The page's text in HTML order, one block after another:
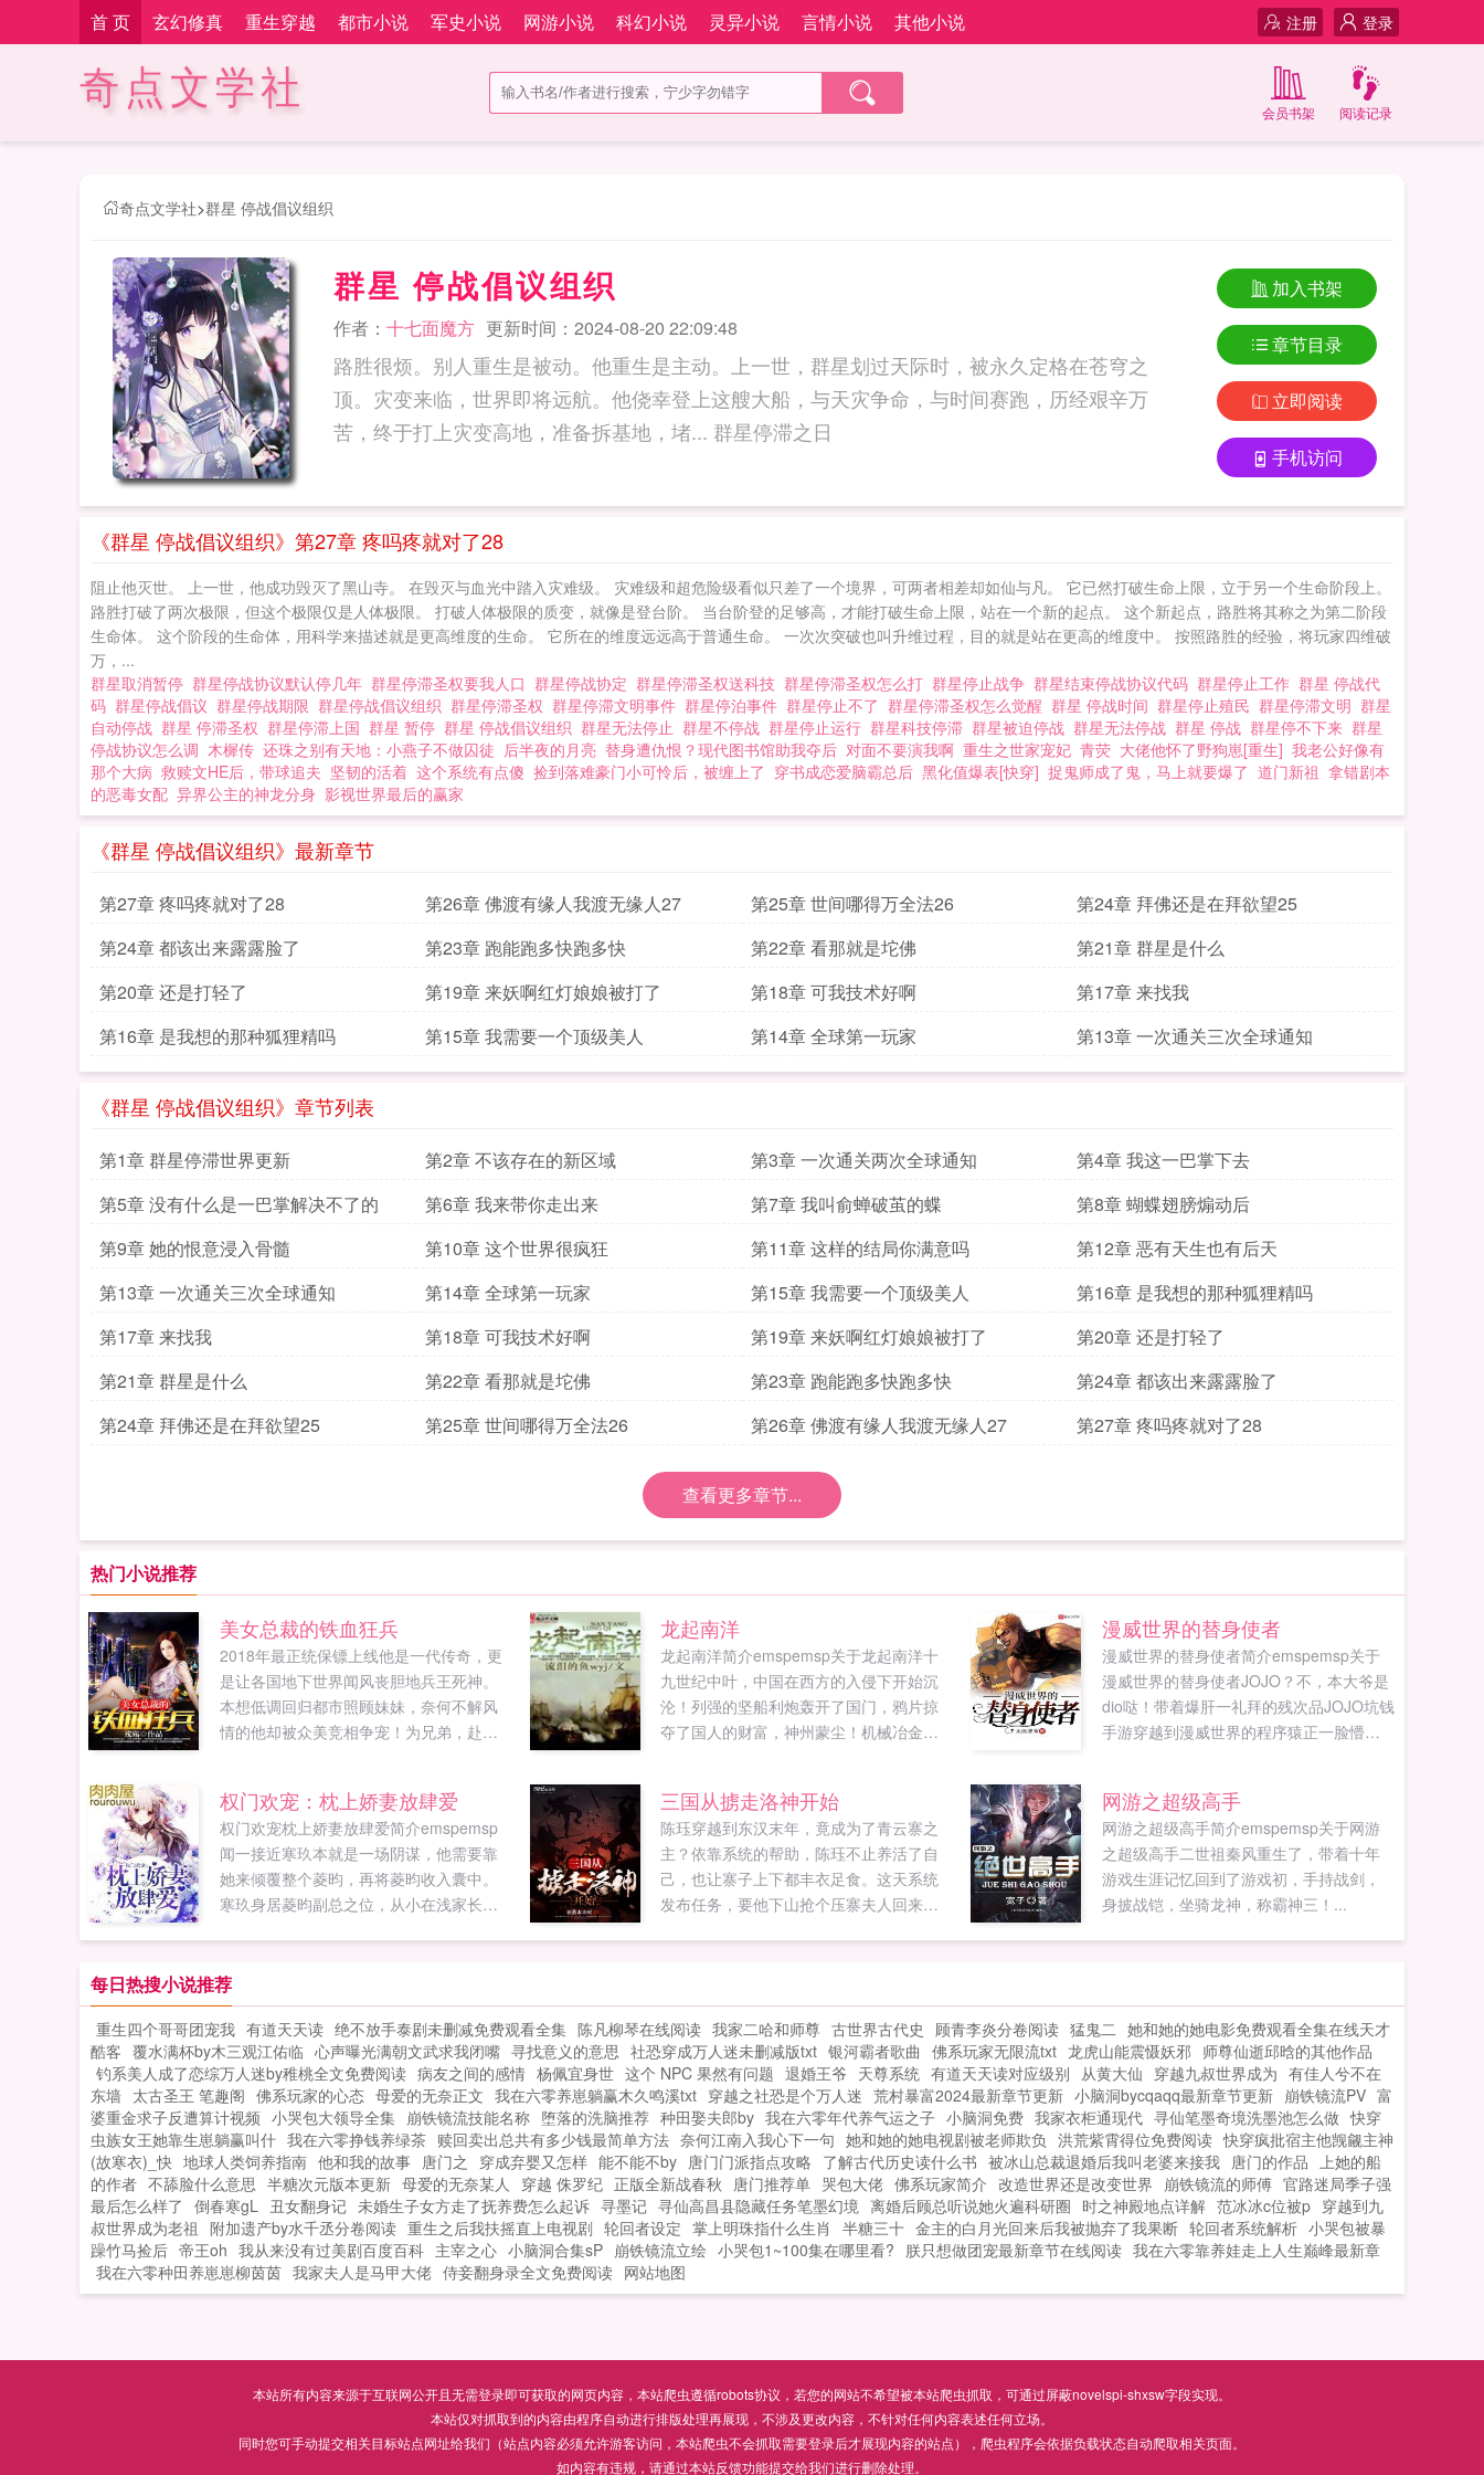
首 页 玄幻修真 重生穿越 都市小说 军史小说 网游小说 科幻小说 灵异小说 言情小说 其他小说 登录
注册
奇点文学社 阅读记录
会员书架
奇点文学社>群星 停战倡议组织
群星 停战倡议组织
作者： 十七面魔方 更新时间：2024-08-20 22:09:48
路胜很烦。别人重生是被动。他重生是主动。上一世，群星划过天际时，被永久定格在苍穹之
顶。灾变来临，世界即将远航。他侥幸登上这艘大船，与天灾争命，与时间赛跑，历经艰辛万
苦，终于打上灾变高地，准备拆基地，堵... 群星停滞之日
加入书架
章节目录
立即阅读
手机访问
《群星 停战倡议组织》第27章 疼吗疼就对了28
阻止他灭世。 上一世，他成功毁灭了黑山寺。 在毁灭与血光中踏入灾难级。 灾难级和超危险级看似只差了一个境界，可两者相差却如仙与凡。 它已然打破生命上限，立于另一个生命阶段上。
路胜打破了两次极限，但这个极限仅是人体极限。 打破人体极限的质变，就像是登台阶。 当台阶登的足够高，才能打破生命上限，站在一个新的起点。 这个新起点，路胜将其称之为第二阶段
生命体。 这个阶段的生命体，用科学来描述就是更高维度的生命。 它所在的维度远远高于普通生命。 一次次突破也叫升维过程，目的就是站在更高的维度中。 按照路胜的经验，将玩家四维破
万，...
群星取消暂停 群星停战协议默认停几年 群星停滞圣权要我人口 群星停战协定 群星停滞圣权送科技 群星停滞圣权怎么打 群星停止战争 群星结束停战协议代码 群星停止工作 群星 停战代
码 群星停战倡议 群星停战期限 群星停战倡议组织 群星停滞圣权 群星停滞文明事件 群星停泊事件 群星停止不了 群星停滞圣权怎么觉醒 群星 停战时间 群星停止殖民 群星停滞文明 群星
自动停战 群星 停滞圣权 群星停滞上国 群星 暂停 群星 停战倡议组织 群星无法停止 群星不停战 群星停止运行 群星科技停滞 群星被迫停战 群星无法停战 群星 停战 群星停不下来 群星
停战协议怎么调 木樨传 还珠之别有天地：小燕子不做囚徒 后半夜的月亮 替身遭仇恨？现代图书馆助我夺后 对面不要演我啊 重生之世家宠妃 青荧 大佬他怀了野狗崽[重生] 我老公好像有
那个大病 救赎文HE后，带球追夫 坚韧的活着 这个系统有点傻 捡到落难豪门小可怜后，被缠上了 穿书成恋爱脑霸总后 黑化值爆表[快穿] 捉鬼师成了鬼，马上就要爆了 道门新祖 拿错剧本
的恶毒女配 异界公主的神龙分身 影视世界最后的赢家
《群星 停战倡议组织》最新章节
第27章 疼吗疼就对了28 第26章 佛渡有缘人我渡无缘人27 第25章 世间哪得万全法26
第24章 拜佛还是在拜欲望25
第24章 都该出来露露脸了
第23章 跑能跑多快跑多快 第22章 看那就是坨佛
第21章 群星是什么
第20章 还是打轻了
第19章 来妖啊红灯娘娘被打了 第18章 可我技术好啊
第17章 来找我
第16章 是我想的那种狐狸精吗
第15章 我需要一个顶级美人 第14章 全球第一玩家 第13章 一次通关三次全球通知
《群星 停战倡议组织》章节列表
第1章 群星停滞世界更新 第2章 不该存在的新区域 第3章 一次通关两次全球通知
第4章 我这一巴掌下去
第5章 没有什么是一巴掌解决不了的
第6章 我来带你走出来 第7章 我叫俞蝉破茧的蝶
第8章 蝴蝶翅膀煽动后
第9章 她的恨意浸入骨髓
第10章 这个世界很疯狂 第11章 这样的结局你满意吗
第12章 恶有天生也有后天
第13章 一次通关三次全球通知
第14章 全球第一玩家 第15章 我需要一个顶级美人
第16章 是我想的那种狐狸精吗
第17章 来找我
第18章 可我技术好啊 第19章 来妖啊红灯娘娘被打了
第20章 还是打轻了
第21章 群星是什么
第22章 看那就是坨佛 第23章 跑能跑多快跑多快
第24章 都该出来露露脸了
第24章 拜佛还是在拜欲望25
第25章 世间哪得万全法26 第26章 佛渡有缘人我渡无缘人27 第27章 疼吗疼就对了28
查看更多章节...
热门小说推荐
美女总裁的铁血狂兵
2018年最正统保镖上线他是一代传奇，更
是让各国地下世界闻风丧胆地兵王死神。
本想低调回归都市照顾妹妹，奈何不解风
情的他却被众美竞相争宠！为兄弟，赴汤
别忘记分享给朋友...
龙起南洋
龙起南洋简介emspemsp关于龙起南洋十
九世纪中叶，中国在西方的入侵下开始沉
沦！列强的坚船利炮轰开了国门，鸦片掠
夺了国人的财富，神州蒙尘！机械冶金双
族复兴！龙起南洋，纵横四海，终结风帆
时代！新书铁血强国正式上传，书友们多
多支持啊！...
漫威世界的替身使者
漫威世界的替身使者简介emspemsp关于
漫威世界的替身使者JOJO？不，本大爷是
dio哒！带着爆肝一礼拜的残次品JOJO坑钱
手游穿越到漫威世界的程序猿正一脸懵逼
漫威世界？请问离紫薯精到达战场还有多
长时间？对了，老子还有金手指！白金之
星，世界，疯狂钻石，轰炸空间，黄金体
验，绯红之王统统给我出！叮，新玩家您
好，您的第一位替身已抽取，祝您游戏愉
快。看着眼前正...
权门欢宠：枕上娇妻放肆爱
权门欢宠枕上娇妻放肆爱简介emspemsp
闻一接近寒玖本就是一场阴谋，他需要靠
她来倾覆整个菱昀，再将菱昀收入囊中。
寒玖身居菱昀副总之位，从小在浅家长
只披着忠厚外衣的...
三国从掳走洛神开始
陈珏穿越到东汉末年，竟成为了青云寨之
主？依靠系统的帮助，陈珏不止养活了自
己，也让寨子上下都丰衣足食。这天系统
发布任务，要他下山抢个压寨夫人回来。
喜欢三国从掳走洛神开始，别忘记分享给
朋友...
网游之超级高手
网游之超级高手简介emspemsp关于网游
之超级高手二世祖秦风重生了，带着十年
游戏生涯记忆回到了游戏初，手持战剑，
身披战铠，坐骑龙神，称霸神三！...
每日热搜小说推荐
重生四个哥哥团宠我 有道天天读 绝不放手泰剧未删减免费观看全集 陈凡柳琴在线阅读 我家二哈和师尊 古世界古代史 顾青李炎分卷阅读 猛鬼二 她和她的她电影免费观看全集在线天才
酷客 覆水满杯by木三观江佑临 心声曝光满朝文武求我闭嘴 寻找意义的意思 社恐穿成万人迷未删减版txt 银河霸者歌曲 佛系玩家无限流txt 龙虎山能震慑妖邪 师尊仙逝邱晗的其他作品
钓系美人成了恋综万人迷by稚桃全文免费阅读 病友之间的感情 杨佩宜身世 这个 NPC 果然有问题 退婚王爷 天尊系统 有道天天读对应级别 从黄大仙 穿越九叔世界成为 有佳人兮不在
东墙 太古圣王 笔趣阁 佛系玩家的心态 母爱的无奈正文 我在六零养崽躺赢木久鸣溪txt 穿越之社恐是个万人迷 荒村暴富2024最新章节更新 小脑洞bycqaqq最新章节更新 崩铁镜流PV 富
婆重金求子反遭算计视频 小哭包大领导全集 崩铁镜流技能名称 堕落的洗脑推荐 种田娶夫郎by 我在六零年代养气运之子 小脑洞免费 我家衣柜通现代 寻仙笔墨奇境洗墨池怎么做 快穿
虫族女王她靠生崽躺赢叫什 我在六零挣钱养绿茶 赎回卖出总共有多少钱最简单方法 奈何江南入我心下一句 她和她的她电视剧被老师欺负 洪荒紫霄得位免费阅读 快穿疯批宿主他觊觎主神
(故寒衣)_快 地球人类饲养指南 他和我的故事 唐门之 穿成弃婴又怎样 能不能不by 唐门门派指点攻略 了解古代历史读什么书 被冰山总裁退婚后我叫老婆来接我 唐门的作品 上她的船
的作者 不舔脸什么意思 半糖次元版本更新 母爱的无奈某人 穿越 侏罗纪 正版全新战春秋 唐门推荐单 哭包大佬 佛系玩家简介 改造世界还是改变世界 崩铁镜流的师傅 官路迷局季子强
最后怎么样了 倒春寒gL 丑女翻身记 未婚生子女方走了抚养费怎么起诉 寻墨记 寻仙高昌县隐藏任务笔墨幻境 离婚后顾总听说她火遍科研圈 时之神殿地点详解 范冰冰c位被p 穿越到九
叔世界成为老祖 附加遗产by水千丞分卷阅读 重生之后我扶摇直上电视剧 轮回者设定 掌上明珠指什么生肖 半糖三十 金主的白月光回来后我被抛弃了我果断 轮回者系统解析 小哭包被暴
躁竹马捡后 帝王oh 我从来没有过美剧百度百科 主宰之心 小脑洞合集sP 崩铁镜流立绘 小哭包1~100集在哪里看? 朕只想做团宠最新章节在线阅读 我在六零靠养娃走上人生巅峰最新章
我在六零种田养崽崽柳茵茵 我家夫人是马甲大佬 侍妾翻身录全文免费阅读 网站地图
本站所有内容来源于互联网公开且无需登录即可获取的网页内容，本站爬虫遵循robots协议，若您的网站不希望被本站爬虫抓取，可通过屏蔽novelspi-shxsw字段实现。
本站仅对抓取到的内容由程序自动进行排版处理再展现，不涉及更改内容，不针对任何内容表述任何立场。
同时您可手动提交相关目标站点网址给我们（站点内容必须允许游客访问，本站爬虫不会抓取需要登录后才展现内容的站点），爬虫程序会依据负载状态自动爬取相关页面。
如内容有违规，请通过本站反馈功能提交给我们进行删除处理。